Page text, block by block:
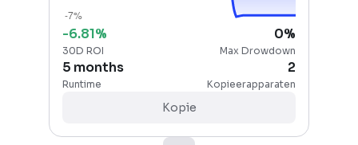
-6.81%
30D ROI
0%
Max Drowdown
5 months
Runtime
2
Kopieerapparaten
Kopie